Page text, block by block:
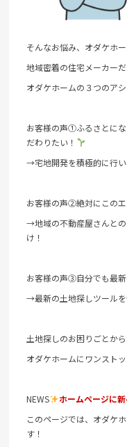
そんなお悩み、オダケホ
地域密着の住宅メーカー
オダケホームの３つのア
お客様の声①ふるさとに
だわりたい！
→宅地開発を積極的に行い
お客様の声②絶対にこのエ
→地域の不動産屋さんと
け！
お客様の声③自分でも最
→最新の土地探しツールを
土地探しのお困りごとか
オダケホームにワンスト
NEWS
ホームページに
このページでは、オダケ
す！